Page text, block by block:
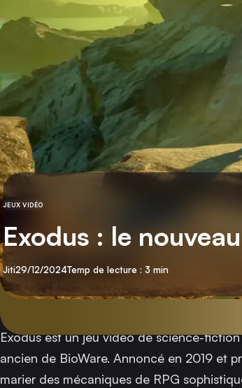
CATÉGORIE
JEUX VIDÉO
Exodus : le
Par
JitiPublié
29/12/2024Temp de lecture : 3 min
Exodusest un jeu vidéo de science-fiction
ancien de BioWare. Annoncé en 2019 et
marier des mécaniques de RPG